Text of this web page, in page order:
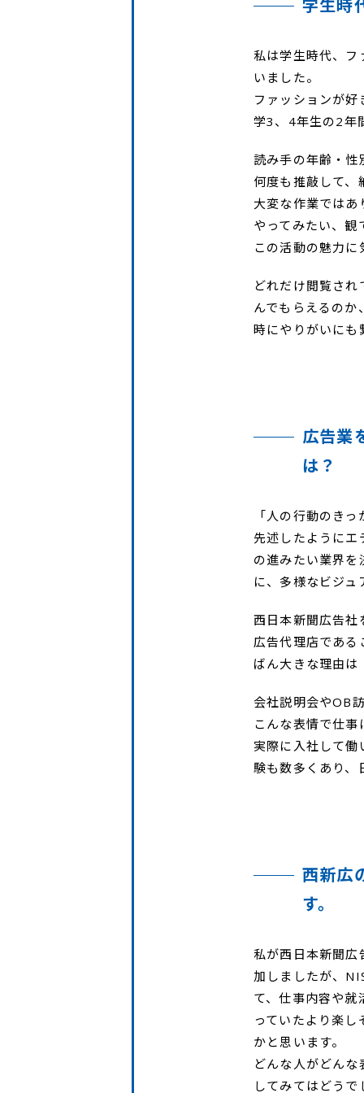
学生時
私は学生時代、フ
いました。
ファッションが
学3、4年生の2年
読み手の年齢・性
何度も推敲して、
大変な作業では
やってみたい、観
この活動の魅力
どれだけ閲覧さ
んでもらえるの
時にやりがいにも
広告業
は？
「人の行動のき
先述したように
の進みたい業界
に、多様なビジ
西日本新聞広告
広告代理店であ
ばん大きな理由
会社説明会やOB
こんな表情で仕
実際に入社して
験も数多くあり、
西新広
す。
私が西日本新聞広
加しましたが、
て、仕事内容や
っていたより楽
かと思います。
どんな人がどん
してみてはどうで